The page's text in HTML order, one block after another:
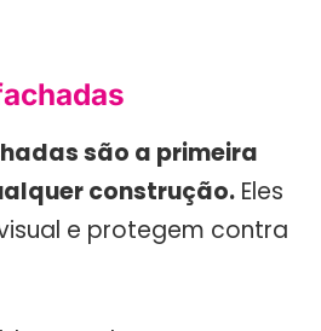
são a primeira
construção. Eles
e protegem contra